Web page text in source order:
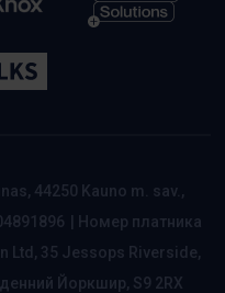
44250 Kauno m. sav.,
Номер платника
Ltd, 35 Jessops Riverside,
Йоркшир, S9 2RX